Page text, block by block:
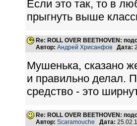
Если это так, то в
прыгнуть выше
Re: ROLL OVER BEETHOVEN:
Автор: Андрей Хрисанфов Дата:
Мушенька, сказано
и правильно делал.
средство - это
Re: ROLL OVER BEETHOVEN:
Автор: Scaramouche Дата: